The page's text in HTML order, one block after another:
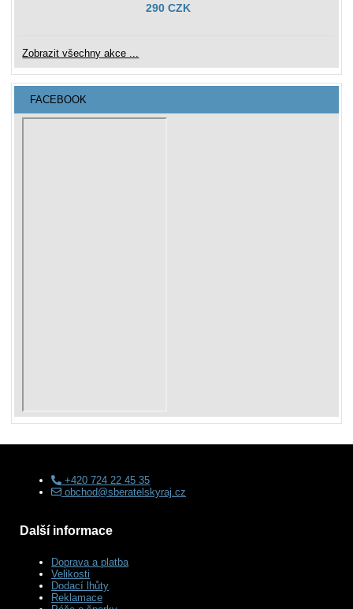
290 CZK
Zobrazit všechny akce ...
FACEBOOK
+420 724 22 45 35
obchod@sberatelskyraj.cz
Další informace
Doprava a platba
Velikosti
Dodací lhůty
Reklamace